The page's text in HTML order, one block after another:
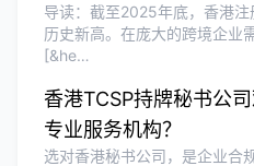
导读：截至2025年底，香港
历史新高。在庞大的跨境企业
[&he…
香港TCSP持牌秘书公
专业服务机构？
选对香港秘书公司，是企业合